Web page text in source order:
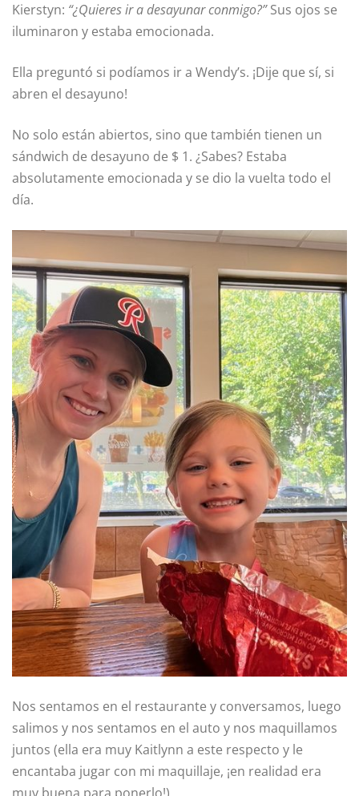
Kierstyn: “¿Quieres ir a desayunar conmigo?”Sus ojos se
iluminaron y estaba emocionada.
Ella preguntó si podíamos ir a Wendy’s. ¡Dije que sí, si
abren el desayuno!
No solo están abiertos, sino que también tienen un
sándwich de desayuno de $ 1. ¿Sabes? Estaba
absolutamente emocionada y se dio la vuelta todo el
día.
Nos sentamos en el restaurante y conversamos, luego
salimos y nos sentamos en el auto y nos maquillamos
juntos (ella era muy Kaitlynn a este respecto y le
encantaba jugar con mi maquillaje, ¡en realidad era